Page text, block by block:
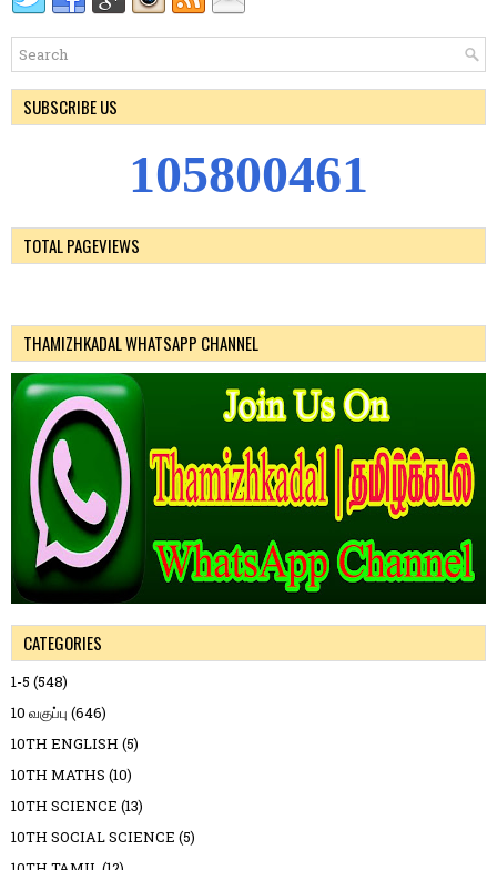
SUBSCRIBE US
105800461
TOTAL PAGEVIEWS
THAMIZHKADAL WHATSAPP CHANNEL
CATEGORIES
1-5 (548)
10 வகுப்பு (646)
10TH ENGLISH (5)
10TH MATHS (10)
10TH SCIENCE (13)
10TH SOCIAL SCIENCE (5)